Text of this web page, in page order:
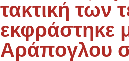
τακτική των
εκφράστηκε
Αράπογλου